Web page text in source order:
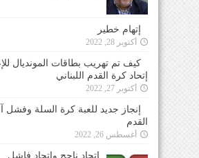
إتهام خطير
أكتوبر 28, 2022
كيف تم تهريب بطاقات المونديال
إتحاد كرة القدم اللبناني
أكتوبر 27, 2022
إنجاز جديد للعبة كرة السلة وفشل
القدم
أغسطس 26, 2022
إتحاد ناجح وإتحاد فاشل